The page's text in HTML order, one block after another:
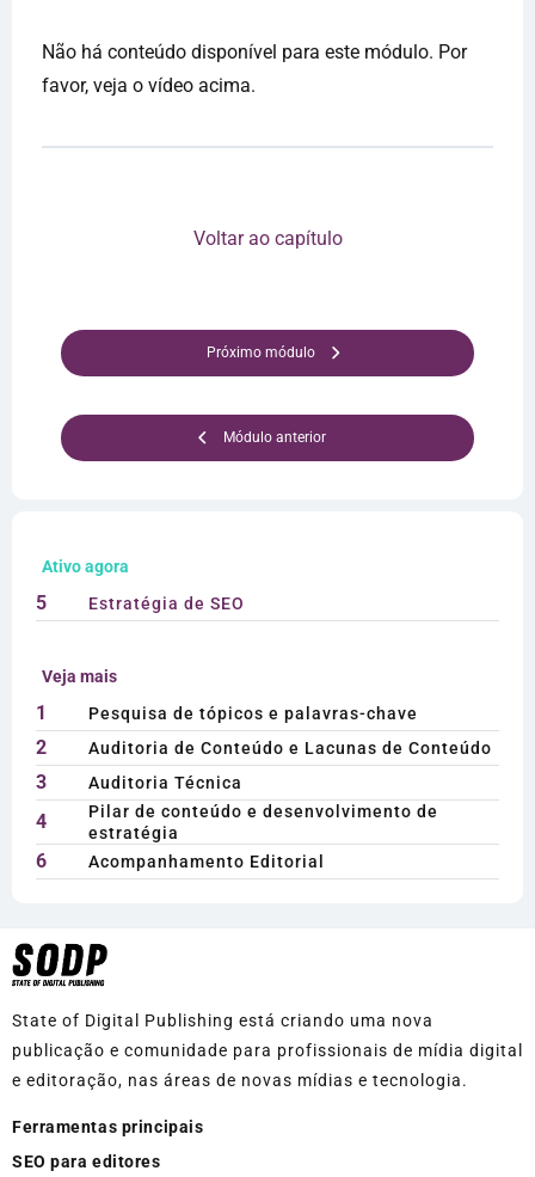
Não há conteúdo disponível para este módulo. Por
favor, veja o vídeo acima.
Módulo anterior
Voltar ao capítulo
Próximo módulo
Ativo agora
5 Estratégia de SEO
Veja mais
1 Pesquisa de tópicos e palavras-chave
2 Auditoria de Conteúdo e Lacunas de Conteúdo
3 Auditoria Técnica
4
Pilar de conteúdo e desenvolvimento de
estratégia
6 Acompanhamento Editorial
State of Digital Publishing está criando uma nova
publicação e comunidade para profissionais de mídia digital
e editoração, nas áreas de novas mídias e tecnologia.
Ferramentas principais
SEO para editores